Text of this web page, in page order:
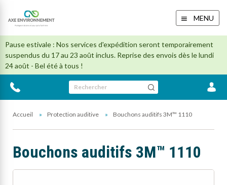
Pause estivale : Nos services d'expédition seront temporairement
suspendus du 17 au 23 août inclus. Reprise des envois dès le lundi
24 août - Bel été à tous !
MENU
Rechercher
Accueil Protection auditive Bouchons auditifs 3M™ 1110
Bouchons auditifs 3M™ 1110